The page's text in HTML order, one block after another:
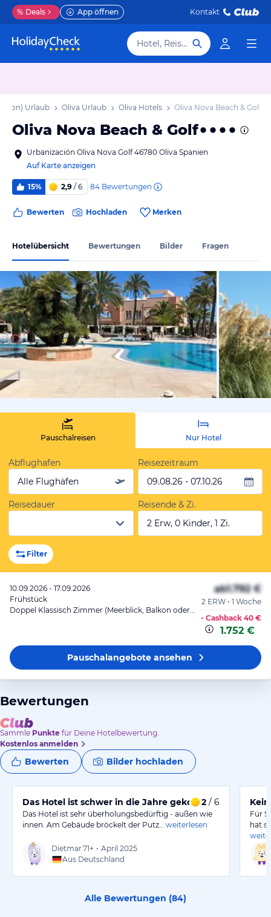
% Deals App öffnen Kontakt
Hotel, Reiseziel
Urlaub Oliva Urlaub Oliva Hotels Oliva Nova Beach & Golf
Oliva Nova Beach & Golf
Urbanización Oliva Nova Golf 46780 Oliva Spanien
Auf Karte anzeigen
15% 2,9 / 6 84 Bewertungen
Bewerten Hochladen Merken
Hotelübersicht Bewertungen Bilder Fragen
von
Pauschalreisen Nur Hotel
Abflughafen
Alle Flughäfen
Reisezeitraum
09.08.26 - 07.10.26
Reisedauer
Reisende & Zi.
2 Erw, 0 Kinder, 1 Zi.
Filter
10.09.2026 - 17.09.2026
Frühstück
Doppel Klassisch Zimmer (Meerblick, Balkon oder Terrasse)
ab1.792 €
2 ERW • 1 Woche
- Cashback 40 €
1.752 €
Pauschalangeboteansehen
Bewertungen
Sammle Punkte für Deine Hotelbewertung.
Kostenlos anmelden
Bewerten Bilder hochladen
Das Hotel ist schwer in die Jahre gekommen
2 / 6
Das Hotel ist sehr überholungsbedürftig - außen wie
innen. Am Gebäude bröckelt der Putz…
weiterlesen
Dietmar71+ • April 2025
Aus Deutschland
Für
hat
Alle Bewertungen (84)